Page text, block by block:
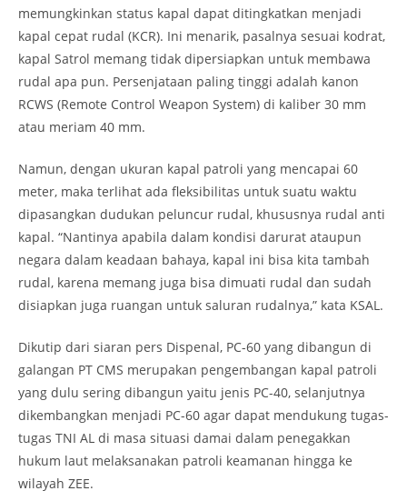
memungkinkan status kapal dapat ditingkatkan menjadi
kapal cepat rudal (KCR). Ini menarik, pasalnya sesuai kodrat,
kapal Satrol memang tidak dipersiapkan untuk membawa
rudal apa pun. Persenjataan paling tinggi adalah kanon
RCWS (Remote Control Weapon System) di kaliber 30 mm
atau meriam 40 mm.
Namun, dengan ukuran kapal patroli yang mencapai 60
meter, maka terlihat ada fleksibilitas untuk suatu waktu
dipasangkan dudukan peluncur rudal, khususnya rudal anti
kapal. “Nantinya apabila dalam kondisi darurat ataupun
negara dalam keadaan bahaya, kapal ini bisa kita tambah
rudal, karena memang juga bisa dimuati rudal dan sudah
disiapkan juga ruangan untuk saluran rudalnya,” kata KSAL.
Dikutip dari siaran pers Dispenal, PC-60 yang dibangun di
galangan PT CMS merupakan pengembangan kapal patroli
yang dulu sering dibangun yaitu jenis PC-40, selanjutnya
dikembangkan menjadi PC-60 agar dapat mendukung tugas-
tugas TNI AL di masa situasi damai dalam penegakkan
hukum laut melaksanakan patroli keamanan hingga ke
wilayah ZEE.